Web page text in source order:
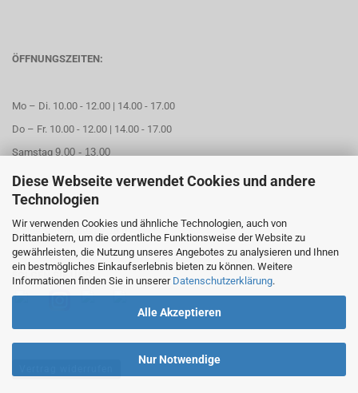
Diese Webseite verwendet Cookies und andere
Technologien
Wir verwenden Cookies und ähnliche Technologien, auch von
Drittanbietern, um die ordentliche Funktionsweise der Website zu
gewährleisten, die Nutzung unseres Angebotes zu analysieren und Ihnen
ein bestmögliches Einkaufserlebnis bieten zu können. Weitere
Informationen finden Sie in unserer Datenschutzerklärung.
Alle Akzeptieren
Nur Notwendige
ÖFFNUNGSZEITEN:
Mo – Di. 10.00 - 12.00 | 14.00 - 17.00
Do – Fr. 10.00 - 12.00 | 14.00 - 17.00
Samstag 9.00 - 13.00
Mittwoch geschlossen
Online Termin aussuchen
FOLGEN SIE UNS